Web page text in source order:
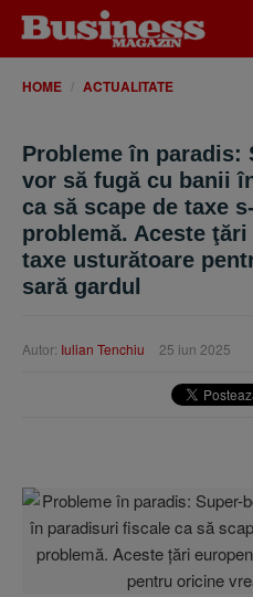
HOME ACTUALITATE
Probleme în paradis:
vor să fugă cu banii
ca să scape de taxe
problemă. Aceste
taxe usturătoare
sară gardul
Autor: Iulian Tenchiu 25 iun 2025